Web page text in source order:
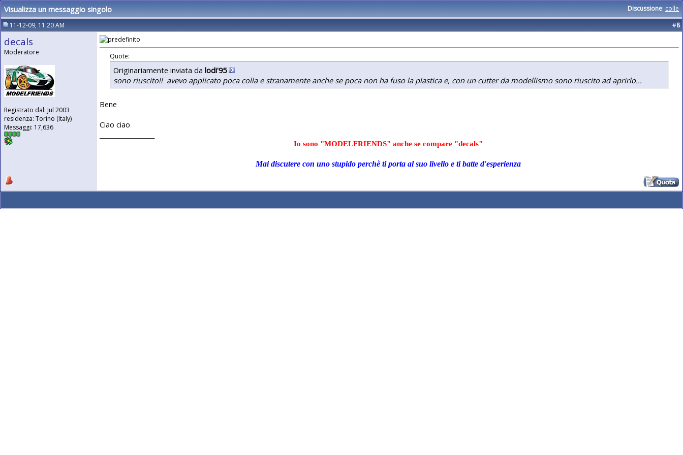
Discussione: colle
Visualizza un messaggio singolo
11-12-09, 11:20 AM #8
decals
Moderatore
Registrato dal: Jul 2003
residenza: Torino (Italy)
Messaggi: 17,636
Quote:
Originariamente inviata da lodi'95
sono riuscito!! avevo applicato poca colla e stranamente anche se poca non ha fuso la plastica e, con un cutter da modellismo sono riuscito ad aprirlo...
Bene
Ciao ciao
Io sono "MODELFRIENDS" anche se compare "decals"
Mai discutere con uno stupido perchè ti porta al suo livello e ti batte d'esperienza